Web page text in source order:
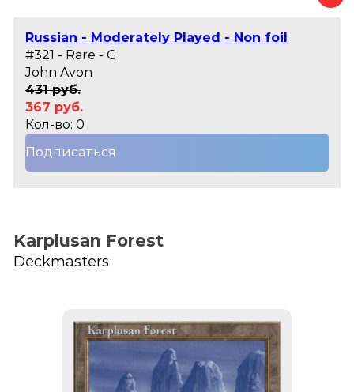
Russian - Moderately Played - Non foil
#321 - Rare - G
John Avon
431 руб.
367 руб.
Кол-во: 0
Подписаться
Karplusan Forest
Deckmasters